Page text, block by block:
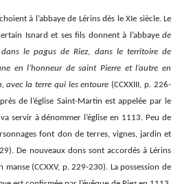
à l’abbaye de Lérins dès le XIe siècle. Le
Isnard et ses fils donnent à l’abbaye de
le pagus de Riez, dans le territoire de
en l’honneur de saint Pierre et l’autre en
avec la terre qui les entoure (CCXXIII, p. 226-
de l’église Saint-Martin est appelée par le
servir à dénommer l’église en 1113. Peu de
font don de terres, vignes, jardin et
De nouveaux dons sont accordés à Lérins
(CCXXV, p. 229-230). La possession de